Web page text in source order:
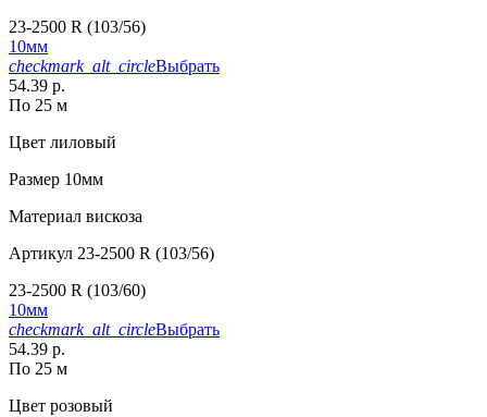
23-2500 R (103/56)
10мм
checkmark_alt_circleВыбрать
54.39 р.
По 25 м
Цвет лиловый
Размер 10мм
Материал вискоза
Артикул 23-2500 R (103/56)
23-2500 R (103/60)
10мм
checkmark_alt_circleВыбрать
54.39 р.
По 25 м
Цвет розовый